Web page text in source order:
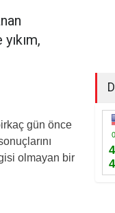
gün önce
olmayan bir